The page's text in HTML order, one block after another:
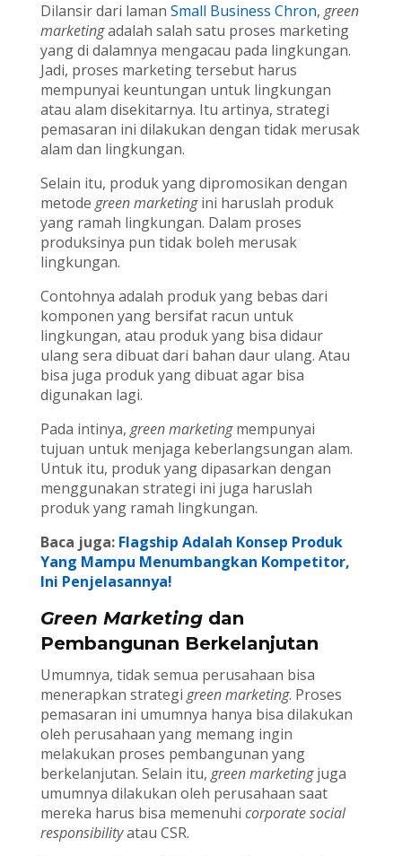
Dilansir dari laman Small Business Chron,green
marketingadalah salah satu proses marketing
yang di dalamnya mengacau pada lingkungan.
Jadi, proses marketing tersebut harus
mempunyai keuntungan untuk lingkungan
atau alam disekitarnya. Itu artinya, strategi
pemasaran ini dilakukan dengan tidak merusak
alam dan lingkungan.
Selain itu, produk yang dipromosikan dengan
metodegreen marketingini haruslah produk
yang ramah lingkungan. Dalam proses
produksinya pun tidak boleh merusak
lingkungan.
Contohnya adalah produk yang bebas dari
komponen yang bersifat racun untuk
lingkungan, atau produk yang bisa didaur
ulang sera dibuat dari bahan daur ulang. Atau
bisa juga produk yang dibuat agar bisa
digunakan lagi.
Pada intinya,green marketingmempunyai
tujuan untuk menjaga keberlangsungan alam.
Untuk itu, produk yang dipasarkan dengan
menggunakan strategi ini juga haruslah
produk yang ramah lingkungan.
Baca juga: Flagship Adalah Konsep Produk
Yang Mampu Menumbangkan Kompetitor,
Ini Penjelasannya!
Green Marketingdan
Pembangunan Berkelanjutan
Umumnya, tidak semua perusahaan bisa
menerapkan strategigreen marketing. Proses
pemasaran ini umumnya hanya bisa dilakukan
oleh perusahaan yang memang ingin
melakukan proses pembangunan yang
berkelanjutan. Selain itu,green marketingjuga
umumnya dilakukan oleh perusahaan saat
mereka harus bisa memenuhi corporate social
responsibilityatau CSR.